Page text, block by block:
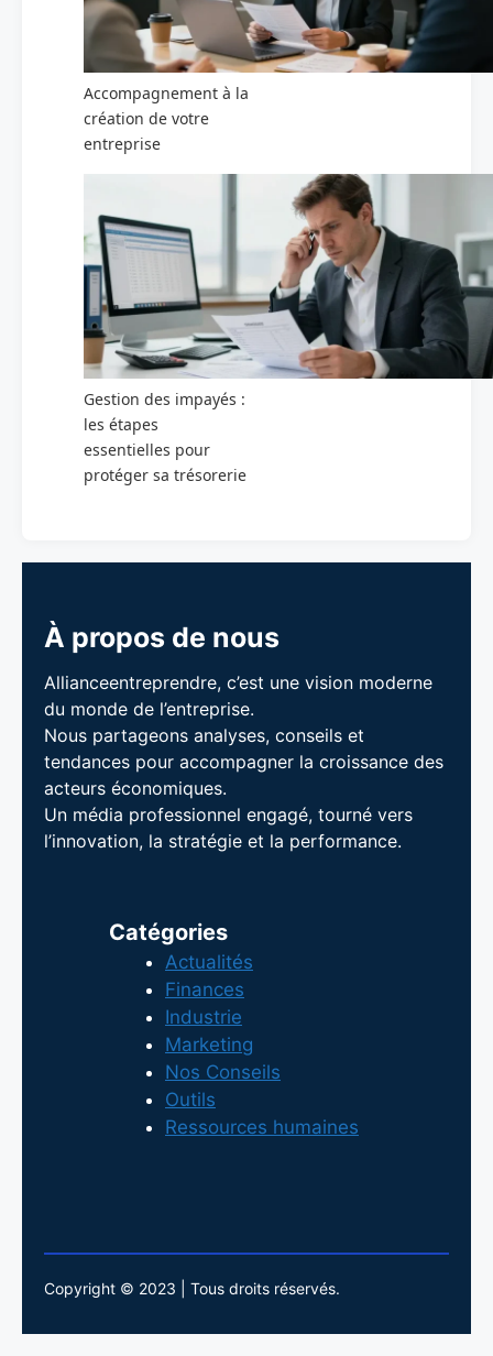
Accompagnement à la
création de votre
entreprise
Gestion des impayés :
les étapes
essentielles pour
protéger sa trésorerie
À propos de nous
Allianceentreprendre, c’est une vision moderne
du monde de l’entreprise.
Nous partageons analyses, conseils et
tendances pour accompagner la croissance des
acteurs économiques.
Un média professionnel engagé, tourné vers
l’innovation, la stratégie et la performance.
Catégories
Actualités
Finances
Industrie
Marketing
Nos Conseils
Outils
Ressources humaines
Copyright © 2023 | Tous droits réservés.